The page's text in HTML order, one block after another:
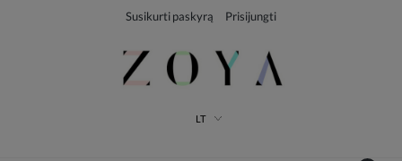
Susikurti paskyrą Prisijungti
LT